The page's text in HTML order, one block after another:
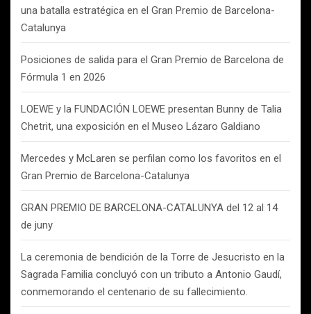
una batalla estratégica en el Gran Premio de Barcelona-
Catalunya
Posiciones de salida para el Gran Premio de Barcelona de
Fórmula 1 en 2026
LOEWE y la FUNDACIÓN LOEWE presentan Bunny de Talia
Chetrit, una exposición en el Museo Lázaro Galdiano
Mercedes y McLaren se perfilan como los favoritos en el
Gran Premio de Barcelona-Catalunya
GRAN PREMIO DE BARCELONA-CATALUNYA del 12 al 14
de juny
La ceremonia de bendición de la Torre de Jesucristo en la
Sagrada Familia concluyó con un tributo a Antonio Gaudí,
conmemorando el centenario de su fallecimiento.